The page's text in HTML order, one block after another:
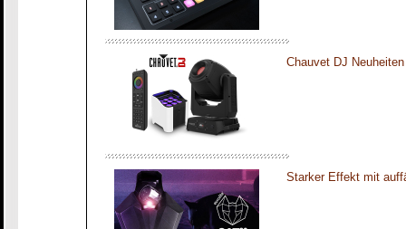
Chauvet DJ
Starker Effekt mit